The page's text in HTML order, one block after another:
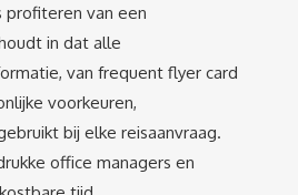
profiteren van een
in dat alle
van frequent flyer card
voorkeuren,
bij elke reisaanvraag.
office managers en